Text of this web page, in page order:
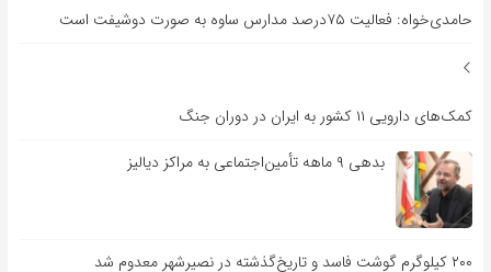
حامدی‌خواه: فعالیت ۷۵درصد مدارس ساوه به صورت دوشیفت است
کمک‌های دارویی ۱۱ کشور به ایران در دوران جنگ
بدهی ۹ ماهه تأمین‌اجتماعی به مراکز دیالیز
۲۰۰ کیلوگرم گوشت فاسد و تاریخ‌گذشته در نصیرشهر معدوم شد